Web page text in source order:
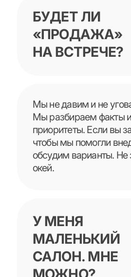
У МЕНЯ НЕТ
ВРЕМЕНИ
ВНЕДРЯТЬ.
на 7 дней. Не
а конкретные шаги,
реально сделать без